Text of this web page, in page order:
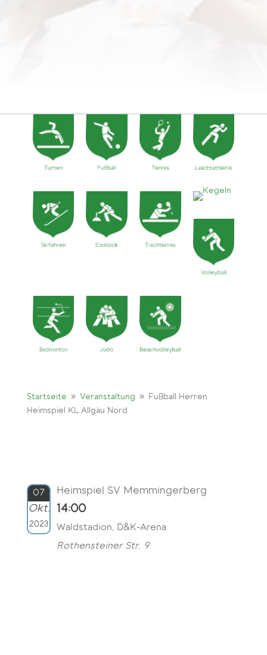
Startseite 9 Veranstaltung 9 Fußball Herren
Heimspiel KL Allgäu Nord
07
Okt.
2023
Heimspiel SV Memmingerberg
14:00
Waldstadion, D&K-Arena
Rothensteiner Str. 9